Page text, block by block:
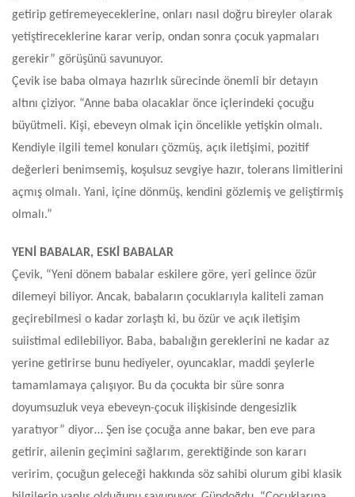
getirip getiremeyeceklerine, onları nasıl doğru bireyler olarak
yetiştireceklerine karar verip, ondan sonra çocuk yapmaları
gerekir” görüşünü savunuyor.
Çevik ise baba olmaya hazırlık sürecinde önemli bir detayın
altını çiziyor. “Anne baba olacaklar önce içlerindeki çocuğu
büyütmeli. Kişi, ebeveyn olmak için öncelikle yetişkin olmalı.
Kendiyle ilgili temel konuları çözmüş, açık iletişimi, pozitif
değerleri benimsemiş, koşulsuz sevgiye hazır, tolerans limitlerini
açmış olmalı. Yani, içine dönmüş, kendini gözlemiş ve geliştirmiş
olmalı.”
YENİ BABALAR, ESKİ BABALAR
Çevik, “Yeni dönem babalar eskilere göre, yeri gelince özür
dilemeyi biliyor. Ancak, babaların çocuklarıyla kaliteli zaman
geçirebilmesi o kadar zorlaştı ki, bu özür ve açık iletişim
suiistimal edilebiliyor. Baba, babalığın gereklerini ne kadar az
yerine getirirse bunu hediyeler, oyuncaklar, maddi şeylerle
tamamlamaya çalışıyor. Bu da çocukta bir süre sonra
doyumsuzluk veya ebeveyn-çocuk ilişkisinde dengesizlik
yaratıyor” diyor… Şen ise çocuğa anne bakar, ben eve para
getirir, ailenin geçimini sağlarım, gerektiğinde son kararı
veririm, çocuğun geleceği hakkında söz sahibi olurum gibi klasik